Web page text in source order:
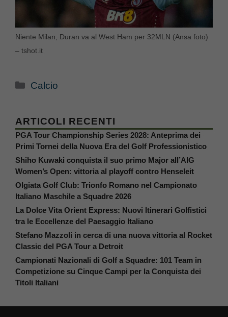
Niente Milan, Duran va al West Ham per 32MLN (Ansa foto)
– tshot.it
Categorie
Calcio
ARTICOLI RECENTI
PGA Tour Championship Series 2028: Anteprima dei
Primi Tornei della Nuova Era del Golf Professionistico
Shiho Kuwaki conquista il suo primo Major all’AIG
Women’s Open: vittoria al playoff contro Henseleit
Olgiata Golf Club: Trionfo Romano nel Campionato
Italiano Maschile a Squadre 2026
La Dolce Vita Orient Express: Nuovi Itinerari Golfistici
tra le Eccellenze del Paesaggio Italiano
Stefano Mazzoli in cerca di una nuova vittoria al Rocket
Classic del PGA Tour a Detroit
Campionati Nazionali di Golf a Squadre: 101 Team in
Competizione su Cinque Campi per la Conquista dei
Titoli Italiani